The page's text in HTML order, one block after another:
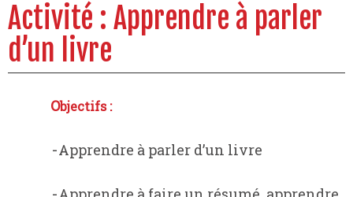
Activité : Apprendre à parler
d’un livre
Objectifs :
-Apprendre à parler d’un livre
-Apprendre à faire un résumé, apprendre